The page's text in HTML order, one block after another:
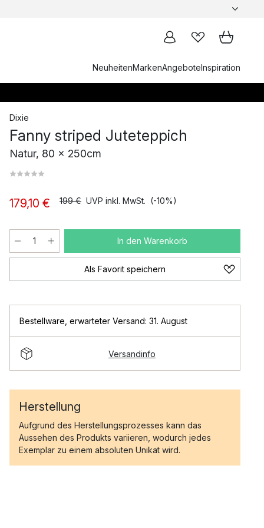
NeuheitenMarkenAngeboteInspiration
Dixie
Fanny striped Juteteppich
Natur, 80 x 250cm
179,10 € 199 € UVP inkl. MwSt. (-10%)
In den Warenkorb
Als Favorit speichern
Bestellware erwarteter Versand: 31. August
Versandinfo
Herstellung
Aufgrund des Herstellungsprozesses kann das
Aussehen des Produkts variieren, wodurch jedes
Exemplar zu einem absoluten Unikat wird.